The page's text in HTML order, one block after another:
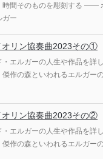
時間そのものを彫刻する ――
ガー
オリン協奏曲2023その①
エルガーの人生や作品を詳
作の森といわれるエルガー
オリン協奏曲2023その②
エルガーの人生や作品を詳
作の森といわれるエルガー